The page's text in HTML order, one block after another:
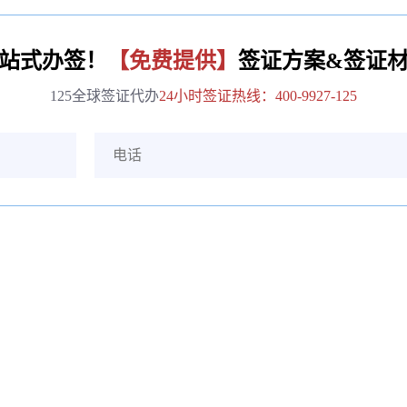
式办签！ 【免费提供】 签证方案&签证
125全球签证代办24小时签证热线：400-9927-125